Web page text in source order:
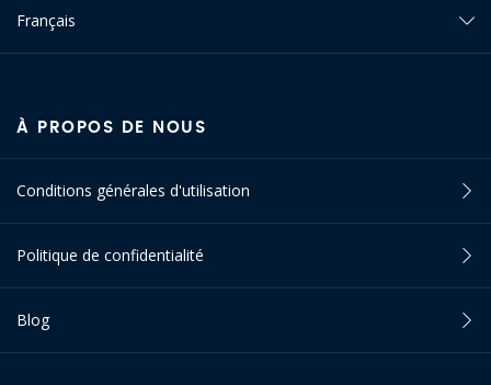
Français
À PROPOS DE NOUS
Conditions générales d'utilisation
Politique de confidentialité
Blog